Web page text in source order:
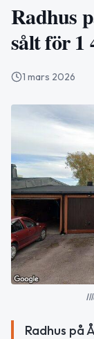
Radhus
sålt för 1
1 mars 2026
Radhus på